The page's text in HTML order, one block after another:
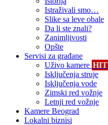
Istraživali smo…
Slike sa leve obale
Da li ste znali?
Zanimljivosti
Opšte
Servisi za građane
Uživo kamere HIT
Isključenja struje
Isključenja vode
Zimski red vožnje
Letnji red vožnje
Kamere Beograd
Lokalni biznisi